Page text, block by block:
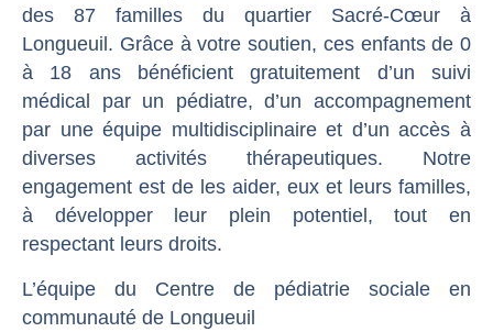
des 87 familles du quartier Sacré-Cœur à
Longueuil. Grâce à votre soutien, ces enfants de 0
à 18 ans bénéficient gratuitement d’un suivi
médical par un pédiatre, d’un accompagnement
par une équipe multidisciplinaire et d’un accès à
diverses activités thérapeutiques. Notre
engagement est de les aider, eux et leurs familles,
à développer leur plein potentiel, tout en
respectant leurs droits.
L’équipe du Centre de pédiatrie sociale en
communauté de Longueuil